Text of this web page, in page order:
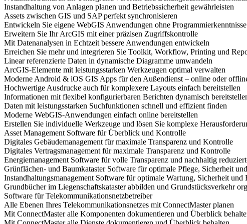
Instandhaltung von Anlagen planen und Betriebssicherheit gewährleisten
Assets zwischen GIS und SAP perfekt synchronisieren
Entwickeln Sie eigene WebGIS Anwendungen ohne
Erweitern Sie Ihr ArcGIS mit einer präzisen Zugriffskontrolle
Mit Datenanalysen in Echtzeit bessere Anwendungen entwickeln
Erreichen Sie mehr und integrieren Sie Toolkit, Workflow, Printing und
Linear referenzierte Daten in dynamische Diagramme umwandeln
ArcGIS-Elemente mit leistungsstarken Werkzeugen optimal verwalten
Moderne Android & iOS GIS Apps für den Außendienst – online oder
Hochwertige Ausdrucke auch für komplexere Layouts einfach bereitstellen
Informationen mit flexibel konfigurierbaren Berichten dynamisch
Daten mit leistungsstarken Suchfunktionen schnell und effizient finden
Moderne WebGIS-Anwendungen einfach online bereitstellen
Erstellen Sie individuelle Werkzeuge und lösen Sie komplexe
Asset Management Software für Überblick und Kontrolle
Digitales Gebäudemanagement für maximale Transparenz und Kontrolle
Digitales Vertragsmanagement für maximale Transparenz und Kontrolle
Energiemanagement Software für volle Transparenz und nachhaltig
Grünflächen- und Baumkataster Software für optimale Pflege, Sicherheit
Instandhaltungsmanagement Software für optimale Wartung, Sicherheit
Grundbücher im Liegenschaftskataster abbilden und Grundstücksverkehr
Software für Telekommunikationsnetzbetreiber
Alle Ebenen Ihres Telekommunikationsnetzes mit ConnectMaster planen
Mit ConnectMaster alle Komponenten dokumentieren und Überblick